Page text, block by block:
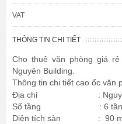
VAT
THÔNG TIN CHI TIẾT
Cho thuê văn phòng giá
Nguyên Building.
Thông tin chi tiết cao ốc văn
Địa chỉ : Nguyễn
Số tầng : 6
Diện tích sàn : 90